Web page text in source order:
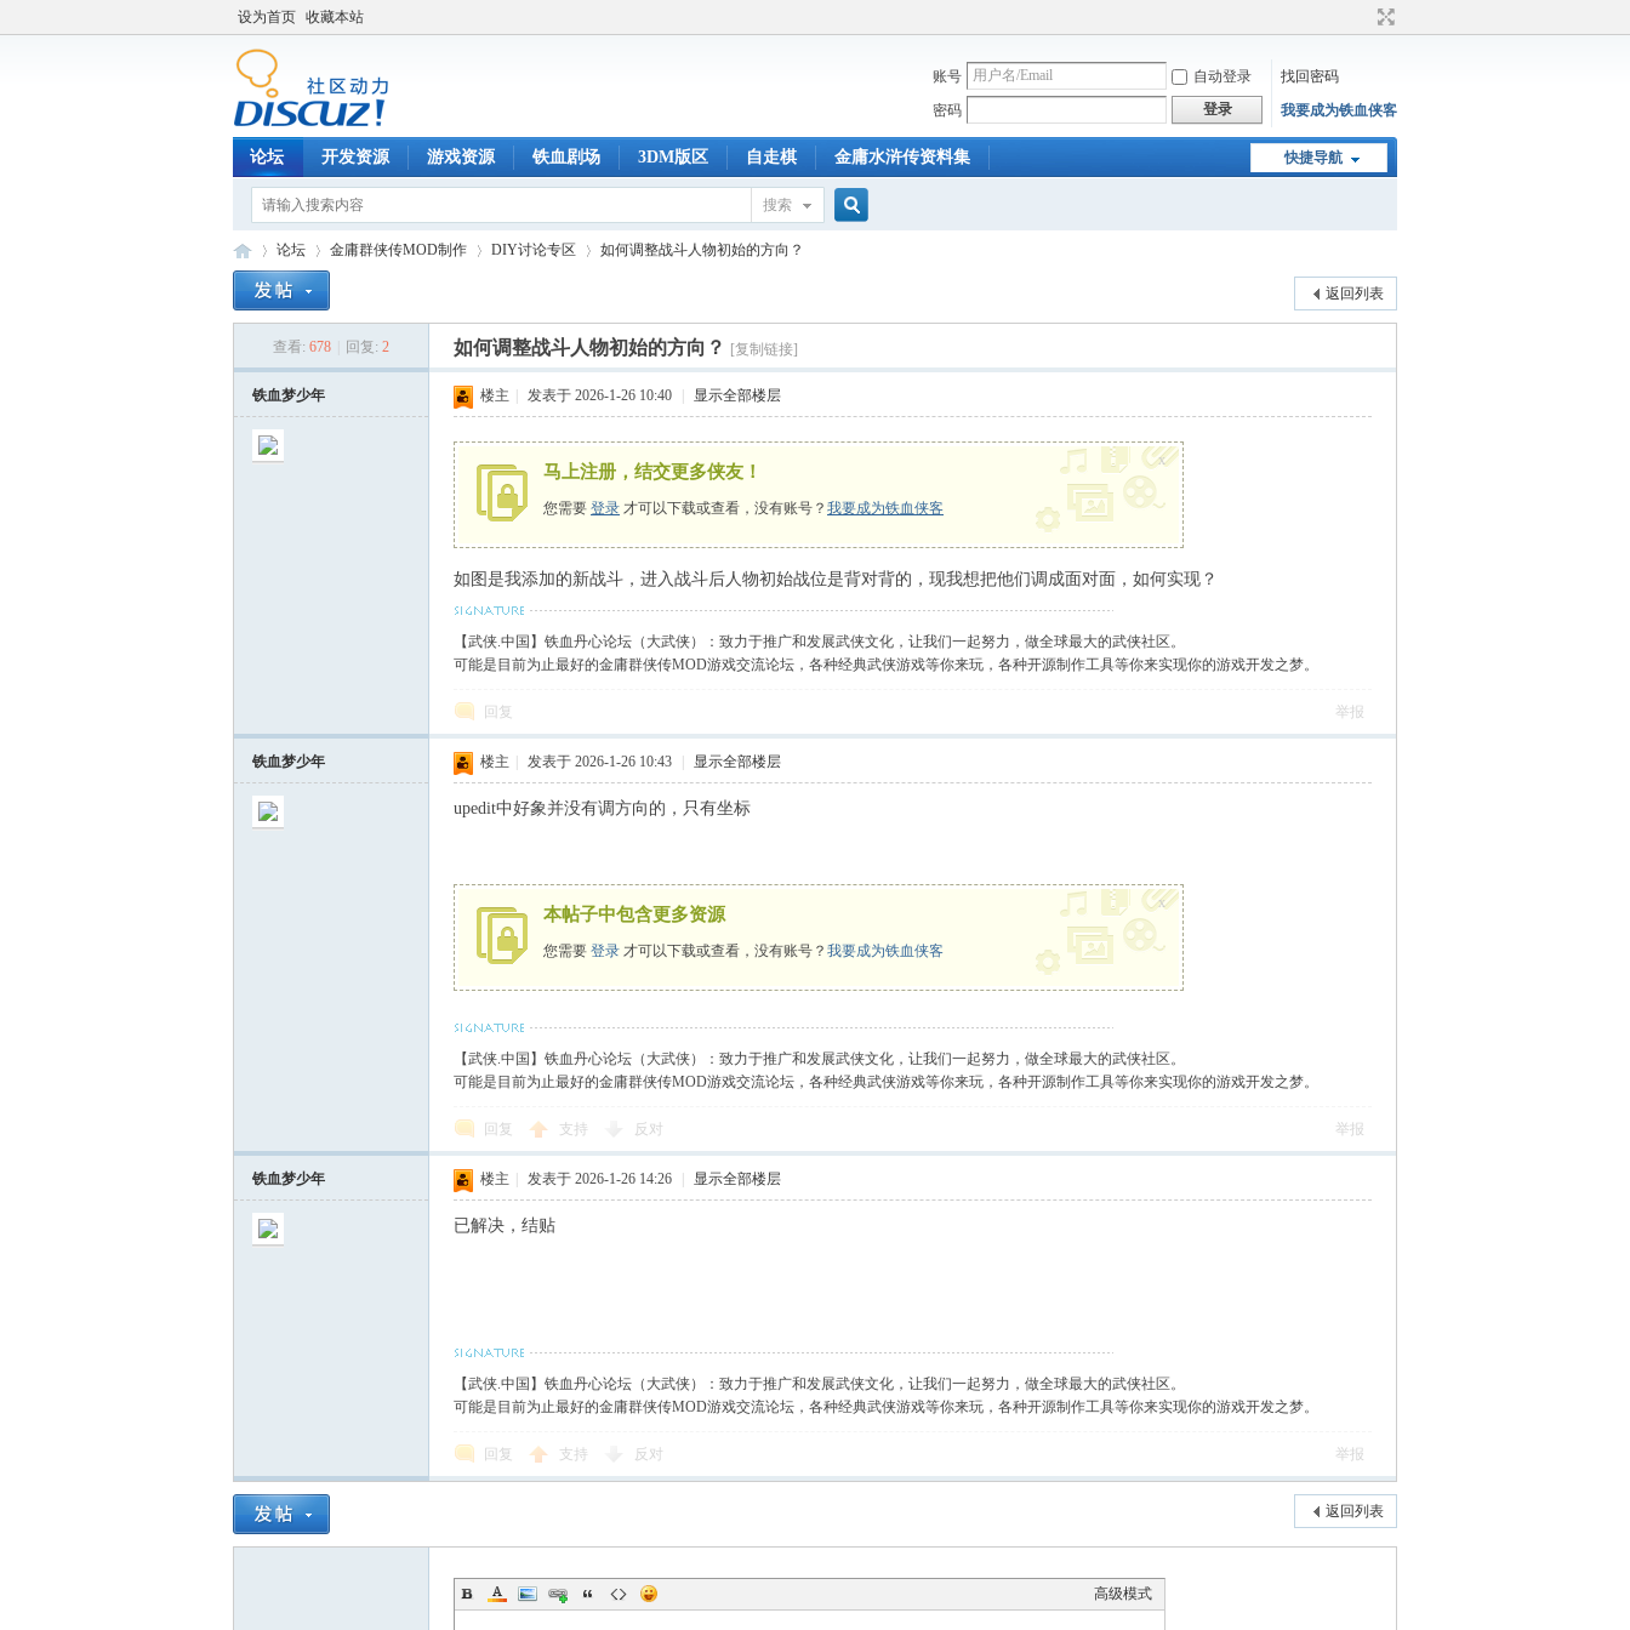
设为首页 收藏本站
账号 自动登录
找回密码
密码
登录 我要成为铁血侠客
快捷导航
论坛 开发资源 游戏资源 铁血剧场 3DM版区 自走棋 金庸水浒传资料集
搜索
论坛
›
金庸群侠传MOD制作
›
DIY讨论专区
›
如何调整战斗人物初始的方向？
返回列表
查看: 678 回复: 2 如何调整战斗人物初始的方向？ [复制链接]
铁血梦少年 楼主 发表于 2026-1-26 10:40 显示全部楼层
马上注册，结交更多侠友！
您需要 登录 才可以下载或查看，没有账号？ 我要成为铁血侠客
x
如图是我添加的新战斗，进入战斗后人物初始战位是背对背的，现我想把他们调成面对面，如何实现？
【武侠.中国】铁血丹心论坛（大武侠）：致力于推广和发展武侠文化，让我们一起努力，做全球最大的武侠社区。
可能是目前为止最好的金庸群侠传MOD游戏交流论坛，各种经典武侠游戏等你来玩，各种开源制作工具等你来实现你的游戏开发之梦。
回复 举报
铁血梦少年 楼主 发表于 2026-1-26 10:43 显示全部楼层
upedit中好象并没有调方向的，只有坐标
本帖子中包含更多资源
您需要 登录 才可以下载或查看，没有账号？ 我要成为铁血侠客
x
【武侠.中国】铁血丹心论坛（大武侠）：致力于推广和发展武侠文化，让我们一起努力，做全球最大的武侠社区。
可能是目前为止最好的金庸群侠传MOD游戏交流论坛，各种经典武侠游戏等你来玩，各种开源制作工具等你来实现你的游戏开发之梦。
回复 支持 反对 举报
铁血梦少年 楼主 发表于 2026-1-26 14:26 显示全部楼层
已解决，结贴
【武侠.中国】铁血丹心论坛（大武侠）：致力于推广和发展武侠文化，让我们一起努力，做全球最大的武侠社区。
可能是目前为止最好的金庸群侠传MOD游戏交流论坛，各种经典武侠游戏等你来玩，各种开源制作工具等你来实现你的游戏开发之梦。
回复 支持 反对 举报
返回列表
高级模式